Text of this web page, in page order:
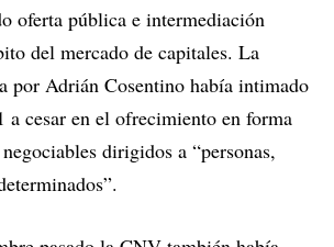
oferta pública e intermediación
del mercado de capitales. La
por Adrián Cosentino había intimado
a cesar en el ofrecimiento en forma
dirigidos a “personas,